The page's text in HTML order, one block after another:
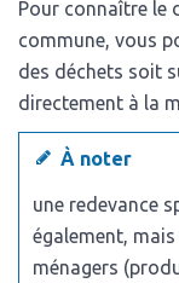
Pour connaître le
commune, vous
des déchets soit
directement à la
À noter
une redevance
également,
ménagers